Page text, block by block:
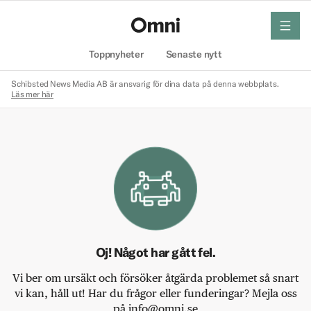
Toppnyheter Senaste nytt
meny
Schibsted News Media AB är ansvarig för dina data på denna webbplats.
Läs mer här
Oj! Något har gått fel.
Vi ber om ursäkt och försöker åtgärda problemet så snart
vi kan, håll ut! Har du frågor eller funderingar? Mejla oss